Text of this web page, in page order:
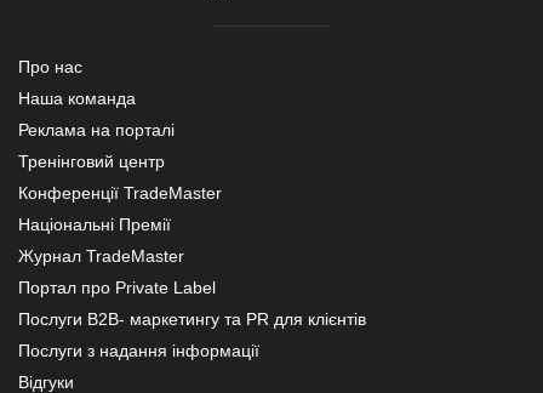
Про нас
Наша команда
Реклама на порталі
Тренінговий центр
Конференції TradeMaster
Національні Премії
Журнал TradeMaster
Портал про Private Label
Послуги В2В- маркетингу та PR для клієнтів
Послуги з надання інформації
Відгуки